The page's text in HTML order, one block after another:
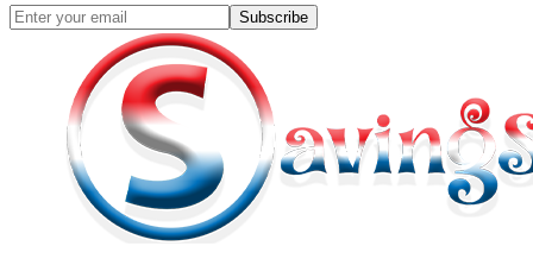
Subscribe